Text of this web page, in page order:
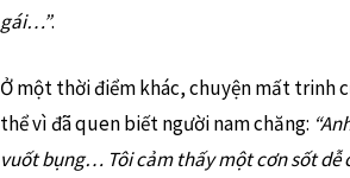
gái…”.
Ở một thời điểm khác, chuyện mất trinh
thể vì đã quen biết người nam chăng:
vuốt bụng… Tôi cảm thấy một cơn sốt dễ